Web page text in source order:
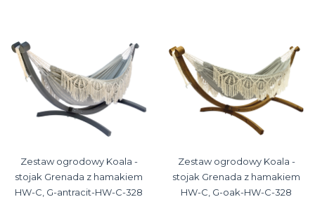
Zestaw ogrodowy Koala -
stojak Grenada z hamakiem
HW-C, G-antracit-HW-C-328
Zestaw ogrodowy Koala -
stojak Grenada z hamakiem
HW-C, G-oak-HW-C-328